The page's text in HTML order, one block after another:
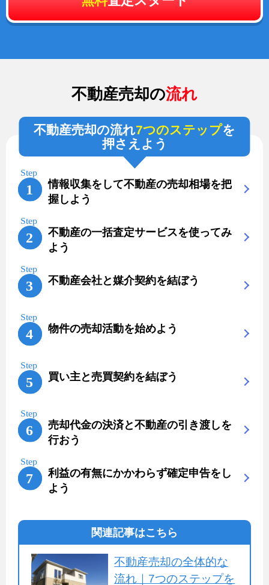
不動産売却の流れ
不動産売却の流れ7つのステップを
押さえよう
情報収集をして不動産の売却相場を把
握しよう
不動産の一括査定サービスを使ってみ
よう
不動産会社と媒介契約を結ぼう
物件の売却活動を始めよう
買い主と売買契約を結ぼう
売却代金の決済と不動産の引き渡しを
行おう
利益の有無にかかわらず確定申告をし
よう
関連記事はこちら
不動産売却の全体的な
流れ｜7つのステップを